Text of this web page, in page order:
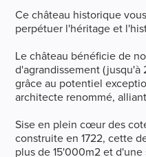
Ce château historique
perpétuer l'héritage et
Le château bénéficie de
d'agrandissement
grâce au potentiel
architecte renommé,
Sise en plein cœur des
construite en 1722, cette
plus de 15'000m2 et